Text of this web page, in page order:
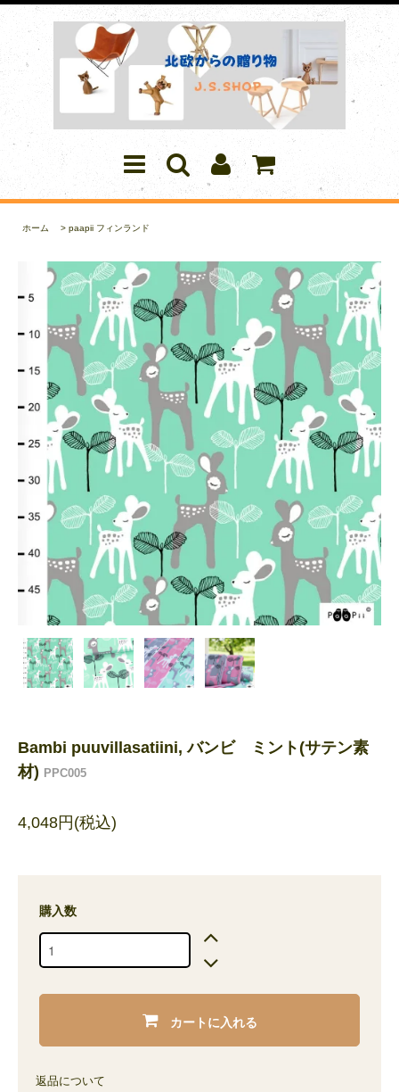
ホーム > paapii フィンランド
Bambi puuvillasatiini, バンビ ミント(サテン素
材) PPC005
4,048円(税込)
購入数
カートに入れる
返品について